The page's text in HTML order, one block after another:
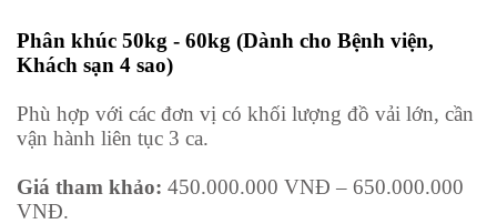
Phân khúc 50kg - 60kg (Dành cho Bệnh viện,
Khách sạn 4 sao)
Phù hợp với các đơn vị có khối lượng đồ vải lớn, cần
vận hành liên tục 3 ca.
Giá tham khảo: 450.000.000 VNĐ – 650.000.000
VNĐ.